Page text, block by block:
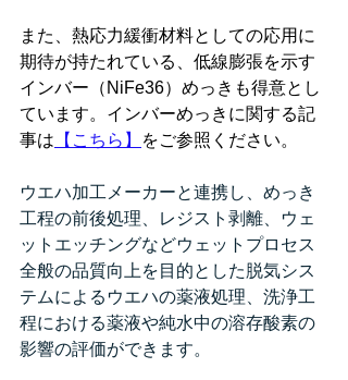
また、熱応力緩衝材料としての応用に
期待が持たれている、低線膨張を示す
インバー（NiFe36）めっきも得意とし
ています。インバーめっきに関する記
事は 【こちら】 をご参照ください。
ウエハ加工メーカーと連携し、めっき
工程の前後処理、レジスト剥離、ウェ
ットエッチングなどウェットプロセス
全般の品質向上を目的とした脱気シス
テムによるウエハの薬液処理、洗浄工
程における薬液や純水中の溶存酸素の
影響の評価ができます。